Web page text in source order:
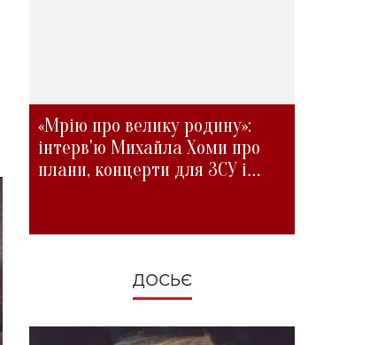
«Мрію про велику родину»:
інтерв'ю Михайла Хоми про
плани, концерти для ЗСУ і
ДОСЬЄ